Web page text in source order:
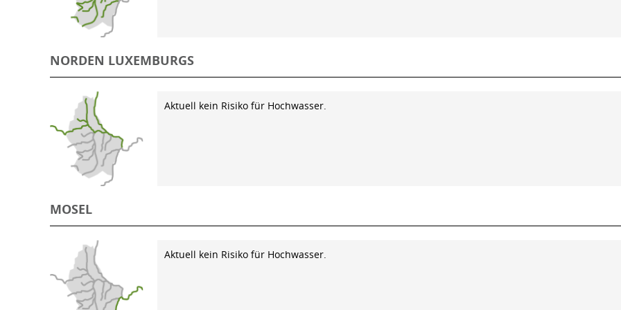
NORDEN LUXEMBURGS
Aktuell kein Risiko für Hochwasser.
MOSEL
Aktuell kein Risiko für Hochwasser.